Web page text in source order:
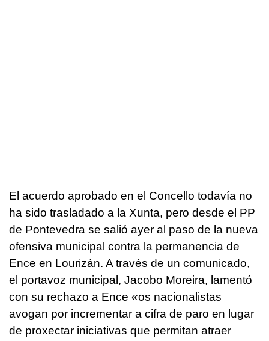
El acuerdo aprobado en el Concello todavía no
ha sido trasladado a la Xunta, pero desde el PP
de Pontevedra se salió ayer al paso de la nueva
ofensiva municipal contra la permanencia de
Ence en Lourizán. A través de un comunicado,
el portavoz municipal, Jacobo Moreira, lamentó
con su rechazo a Ence «os nacionalistas
avogan por incrementar a cifra de paro en lugar
de proxectar iniciativas que permitan atraer